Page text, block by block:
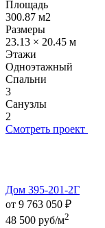
Площадь
300.87 м2
Размеры
23.13 × 20.45 м
Этажи
Одноэтажный
Спальни
3
Санузлы
2
Смотреть проект
Дом 395-201-2Г
от 9 763 050 ₽
48 500 руб/м2